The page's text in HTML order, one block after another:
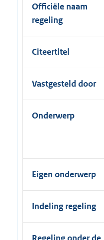
Officiële naam
regeling
Citeertitel
Vastgesteld door
Onderwerp
Eigen onderwerp
Indeling regeling